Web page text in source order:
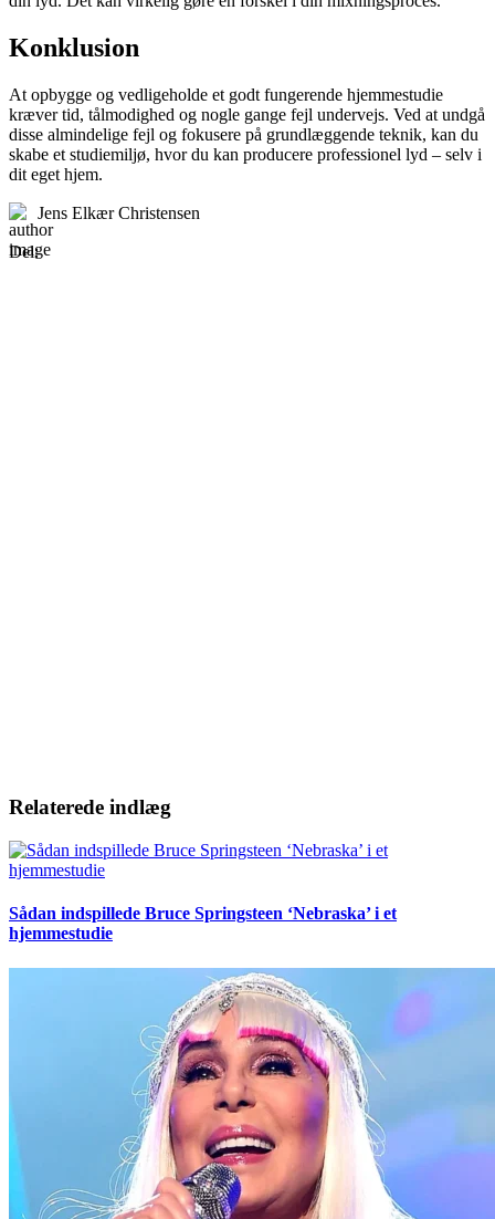
Konklusion
At opbygge og vedligeholde et godt fungerende hjemmestudie
kræver tid, tålmodighed og nogle gange fejl undervejs. Ved at undgå
disse almindelige fejl og fokusere på grundlæggende teknik, kan du
skabe et studiemiljø, hvor du kan producere professionel lyd – selv i
dit eget hjem.
Jens Elkær Christensen
Del:
Relaterede indlæg
Sådan indspillede Bruce Springsteen ‘Nebraska’ i et
hjemmestudie